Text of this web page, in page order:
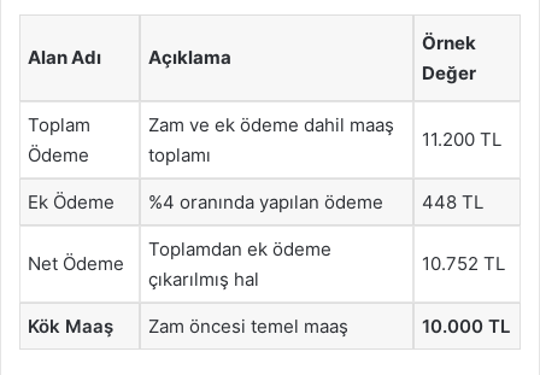
Alan Adı Açıklama
Örnek
Değer
Toplam
Ödeme
Zam ve ek ödeme dahil maaş
toplamı
11.200 TL
Ek Ödeme %4 oranında yapılan ödeme 448 TL
Net Ödeme
Toplamdan ek ödeme
çıkarılmış hal
10.752 TL
Kök Maaş Zam öncesi temel maaş 10.000 TL